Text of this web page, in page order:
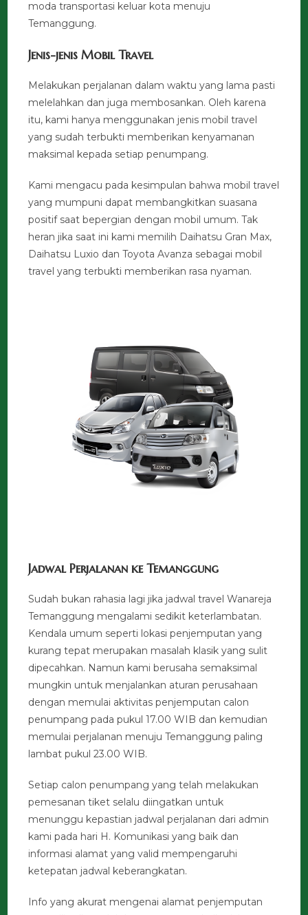
moda transportasi keluar kota menuju
Temanggung.
Jenis-jenis Mobil Travel
Melakukan perjalanan dalam waktu yang lama pasti
melelahkan dan juga membosankan. Oleh karena
itu, kami hanya menggunakan jenis mobil travel
yang sudah terbukti memberikan kenyamanan
maksimal kepada setiap penumpang.
Kami mengacu pada kesimpulan bahwa mobil travel
yang mumpuni dapat membangkitkan suasana
positif saat bepergian dengan mobil umum. Tak
heran jika saat ini kami memilih Daihatsu Gran Max,
Daihatsu Luxio dan Toyota Avanza sebagai mobil
travel yang terbukti memberikan rasa nyaman.
Jadwal Perjalanan ke Temanggung
Sudah bukan rahasia lagi jika jadwal travel Wanareja
Temanggung mengalami sedikit keterlambatan.
Kendala umum seperti lokasi penjemputan yang
kurang tepat merupakan masalah klasik yang sulit
dipecahkan. Namun kami berusaha semaksimal
mungkin untuk menjalankan aturan perusahaan
dengan memulai aktivitas penjemputan calon
penumpang pada pukul 17.00 WIB dan kemudian
memulai perjalanan menuju Temanggung paling
lambat pukul 23.00 WIB.
Setiap calon penumpang yang telah melakukan
pemesanan tiket selalu diingatkan untuk
menunggu kepastian jadwal perjalanan dari admin
kami pada hari H. Komunikasi yang baik dan
informasi alamat yang valid mempengaruhi
ketepatan jadwal keberangkatan.
Info yang akurat mengenai alamat penjemputan